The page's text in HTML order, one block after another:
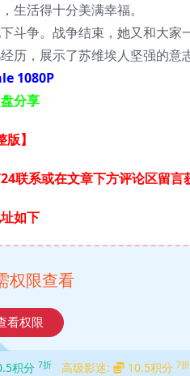
生活得十分美满幸福。
斗争。战争结束，她又和大家
历，展示了苏维埃人坚强的意
1080P
分享
版】
联系或在文章下方评论区留言
如下
权限查看
看权限
积分 7折 高级影迷: 10.5积分 7折